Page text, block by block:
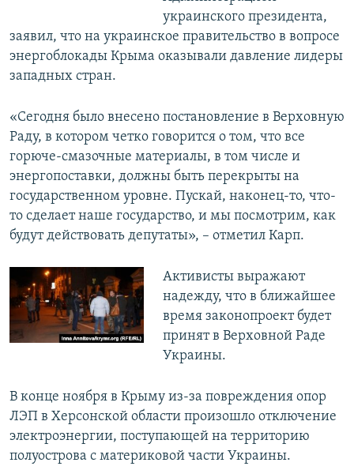
украинского президента,
заявил, что на украинское правительство в вопросе
энергоблокады Крыма оказывали давление лидеры
западных стран.
«Сегодня было внесено постановление в Верховную
Раду, в котором четко говорится о том, что все
горюче-смазочные материалы, в том числе и
энергопоставки, должны быть перекрыты на
государственном уровне. Пускай, наконец-то, что-
то сделает наше государство, и мы посмотрим, как
будут действовать депутаты», – отметил Карп.
Активисты выражают
надежду, что в ближайшее
время законопроект будет
принят в Верховной Раде
Украины.
В конце ноября в Крыму из-за повреждения опор
ЛЭП в Херсонской области произошло отключение
электроэнергии, поступающей на территорию
полуострова с материковой части Украины.